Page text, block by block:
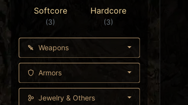
Softcore
(3)
Hardcore
(3)
Weapons
Armors
Jewelry & Others